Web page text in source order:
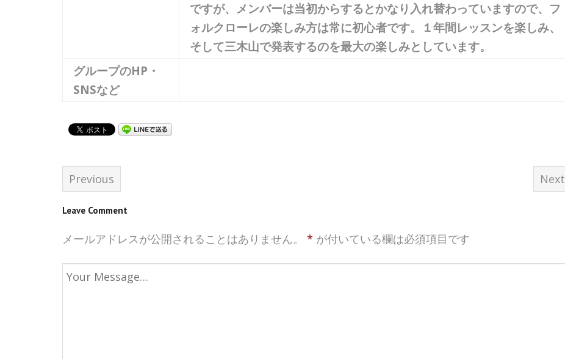
ですが、メンバーは当初からするとかなり入れ替わっていますので、フ
ォルクローレの楽しみ方は常に初心者です。１年間レッスンを楽しみ、
そして三木山で発表するのを最大の楽しみとしています。
グループのHP・
SNSなど
Previous Next
Leave Comment
メールアドレスが公開されることはありません。 * が付いている欄は必須項目です